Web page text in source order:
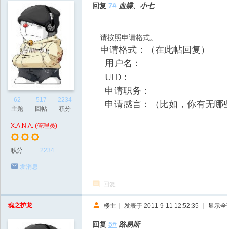
62
主题
517
回帖
2234
积分
X.A.N.A. (管理员)
积分 2234
发消息
回复 7# 血蝶、小七
请按照申请格式。
申请格式：（在此帖回复）
用户名：
UID：
申请职务：
申请感言：（比如，你有无哪
回复
魂之护龙 楼主 | 发表于 2011-9-11 12:52:35 | 显示
回复 5# 路易斯